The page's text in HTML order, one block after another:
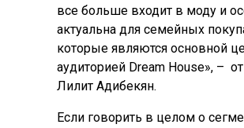
все больше входит в моду и
актуальна для семейных
которые являются основной
аудиторией Dream House», –
Лилит Адибекян.
Если говорить в целом о